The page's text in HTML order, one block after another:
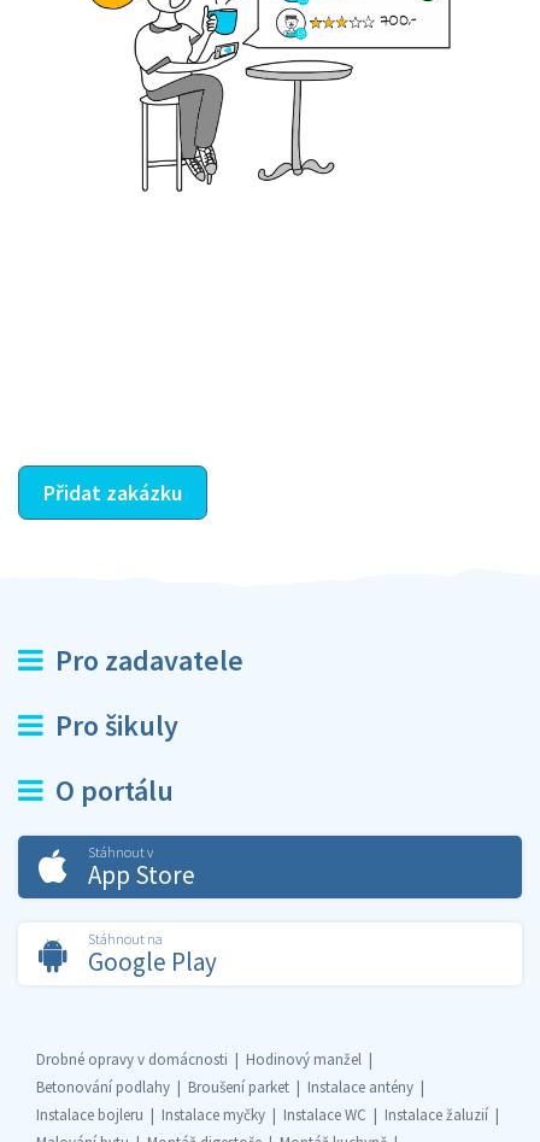
Přidat zakázku
Pro zadavatele
Pro šikuly
O portálu
Stáhnout v
App Store
Stáhnout na
Google Play
Drobné opravy v domácnosti
Hodinový manžel
Betonování podlahy
Broušení parket
Instalace antény
Instalace bojleru
Instalace myčky Instalace WC
Instalace žaluzií